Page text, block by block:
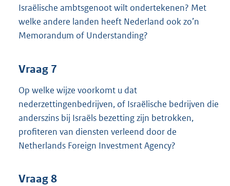
Israëlische ambtsgenoot wilt ondertekenen? Met
welke andere landen heeft Nederland ook zo’n
Memorandum of Understanding?
Vraag 7
Op welke wijze voorkomt u dat
nederzettingenbedrijven, of Israëlische bedrijven die
anderszins bij Israëls bezetting zijn betrokken,
profiteren van diensten verleend door de
Netherlands Foreign Investment Agency?
Vraag 8